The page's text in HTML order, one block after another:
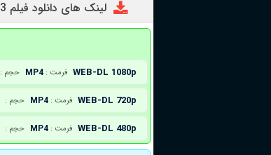
لینک های دانلود فیلم The Birth of Kitaro: Mystery of GeGeGe 2023
WEB-DL 1080p فرمت : MP4 حجم :
WEB-DL 720p فرمت : MP4 حجم :
WEB-DL 480p فرمت : MP4 حجم :